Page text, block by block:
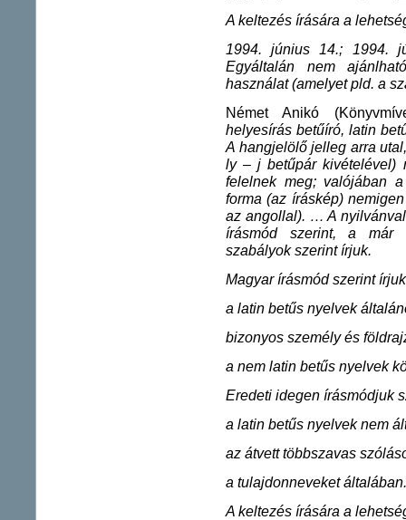
A keltezés írására a
1994. június 14.; 1994.
Egyáltalán nem
használat (amelyet pld. a
Német Anikó
helyesírás betűíró, latin
A hangjelölő jelleg arra
ly – j betűpár kivételével)
felelnek meg; valójában
forma (az íráskép)
az angollal). … A
írásmód szerint, a már
szabályok szerint írjuk.
Magyar írásmód szerint írjuk
a latin betűs nyelvek
bizonyos személy és
a nem latin betűs nyelvek
Eredeti idegen írásmódjuk
a latin betűs nyelvek nem
az átvett többszavas
a tulajdonneveket általában.
A keltezés írására a